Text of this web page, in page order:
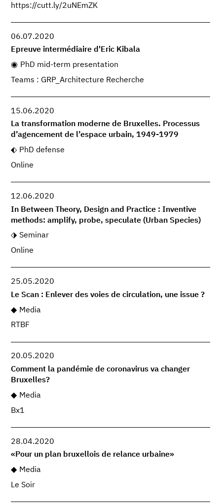
https://cutt.ly/2uNEmZK
06.07.2020
Epreuve intermédiaire d'Eric Kibala
PhD mid-term presentation
Teams : GRP_Architecture Recherche
15.06.2020
La transformation moderne de Bruxelles. Processus
d’agencement de l’espace urbain, 1949-1979
PhD defense
Online
12.06.2020
In Between Theory, Design and Practice : Inventive
methods: amplify, probe, speculate (Urban Species)
Seminar
Online
25.05.2020
Le Scan : Enlever des voies de circulation, une issue ?
Media
RTBF
20.05.2020
Comment la pandémie de coronavirus va changer
Bruxelles?
Media
Bx1
28.04.2020
«Pour un plan bruxellois de relance urbaine»
Media
Le Soir